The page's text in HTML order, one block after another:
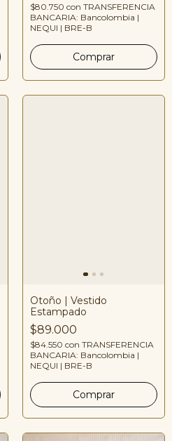
$80.750 con TRANSFERENCIA
BANCARIA: Bancolombia |
NEQUI | BRE-B
Otoño | Vestido
Estampado
$89.000
$84.550 con TRANSFERENCIA
BANCARIA: Bancolombia |
NEQUI | BRE-B